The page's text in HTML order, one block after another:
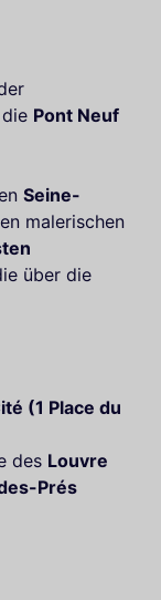
Pont Neuf
Seine-
malerischen
über die
(1 Place du
des Louvre
Prés